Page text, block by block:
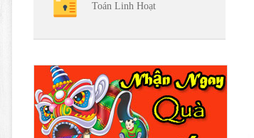
Toán Linh Hoạt